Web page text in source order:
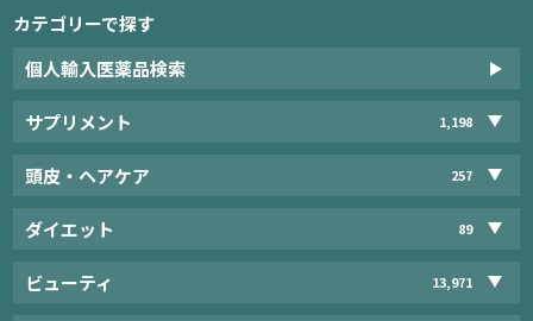
カテゴリーで探す
個人輸入医薬品検索
サプリメント 1,198
頭皮・ヘアケア 257
ダイエット 89
ビューティ 13,971